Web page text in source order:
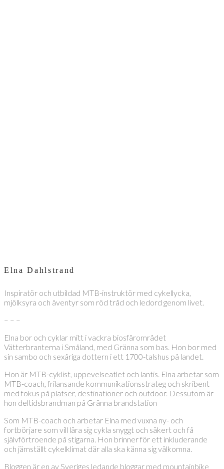
Elna Dahlstrand
Inspiratör och utbildad MTB-instruktör med cykellycka,
mjölksyra och äventyr som röd tråd och ledord genom livet.
– – –
Elna bor och cyklar mitt i vackra biosfärområdet
Vätterbranterna i Småland, med Gränna som bas. Hon bor med
sin sambo och sexåriga dottern i ett 1700-talshus på landet.
Hon är MTB-cyklist, uppevelseatlet och lantis. Elna arbetar som
MTB-coach, frilansande kommunikationsstrateg och skribent
med fokus på platser, destinationer och outdoor. Dessutom är
hon deltidsbrandman på Gränna brandstation
Som MTB-coach och arbetar Elna med vuxna ny- och
fortbörjare som vill lära sig cykla snyggt och säkert och få
självförtroende på stigarna. Hon brinner för ett inkluderande
och jämställt cykelklimat där alla ska känna sig välkomna.
Bloggen är en av Sveriges ledande bloggar med mountainbike